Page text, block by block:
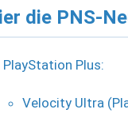
die PNS-
PlayStation Plus:
Velocity Ultra